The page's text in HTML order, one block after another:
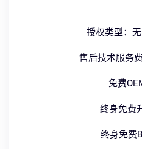
授权类型：
售后技术服务
免费
终身免费
终身免费